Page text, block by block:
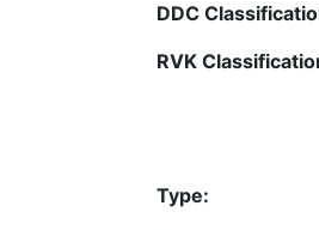
DDC
RVK
Type: